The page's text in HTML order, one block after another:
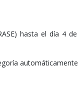
hasta el día 4 de
automáticamente